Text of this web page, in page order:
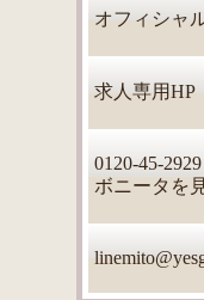
オフィシャ
求人専用HP
0120-45-2929
ボニータを